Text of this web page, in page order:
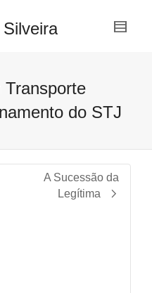
Transporte
do STJ
A Sucessão da
Legítima